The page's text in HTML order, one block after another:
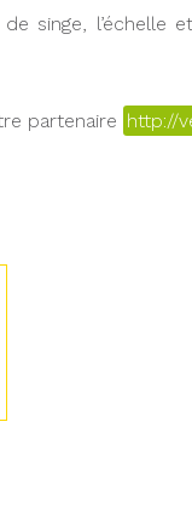
singe, l’échelle
partenaire http://